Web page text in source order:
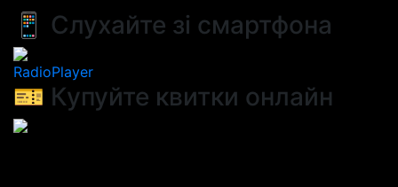
📱 Слухайте зі смартфона
RadioPlayer
🎫 Купуйте квитки онлайн